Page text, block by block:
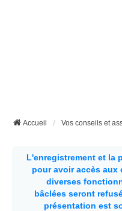
Accueil Vos conseils et
L'enregistrement et la
pour avoir accès aux
diverses
bâclées seront
présentation est